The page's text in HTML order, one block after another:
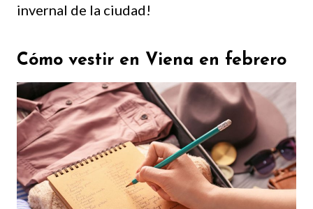
invernal de la ciudad!
Cómo vestir en Viena en febrero